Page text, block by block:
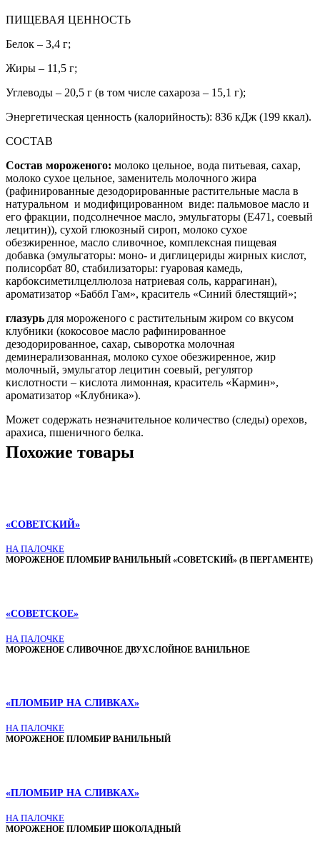
ПИЩЕВАЯ ЦЕННОСТЬ
Белок – 3,4 г;
Жиры – 11,5 г;
Углеводы – 20,5 г (в том числе сахароза – 15,1 г);
Энергетическая ценность (калорийность): 836 кДж (199 ккал).
СОСТАВ
Состав мороженого: молоко цельное, вода питьевая, сахар,
молоко сухое цельное, заменитель молочного жира
(рафинированные дезодорированные растительные масла в
натуральном и модифицированном виде: пальмовое масло и
его фракции, подсолнечное масло, эмульгаторы (Е471, соевый
лецитин)), сухой глюкозный сироп, молоко сухое
обезжиренное, масло сливочное, комплексная пищевая
добавка (эмульгаторы: моно- и диглицериды жирных кислот,
полисорбат 80, стабилизаторы: гуаровая камедь,
карбоксиметилцеллюлоза натриевая соль, каррагинан),
ароматизатор «Баббл Гам», краситель «Синий блестящий»;
глазурь для мороженого с растительным жиром со вкусом
клубники (кокосовое масло рафинированное
дезодорированное, сахар, сыворотка молочная
деминерализованная, молоко сухое обезжиренное, жир
молочный, эмульгатор лецитин соевый, регулятор
кислотности – кислота лимонная, краситель «Кармин»,
ароматизатор «Клубника»).
Может содержать незначительное количество (следы) орехов,
арахиса, пшеничного белка.
Похожие товары
«СОВЕТСКИЙ»
НА ПАЛОЧКЕ
МОРОЖЕНОЕ ПЛОМБИР ВАНИЛЬНЫЙ «СОВЕТСКИЙ» (В ПЕРГАМЕНТЕ)
«СОВЕТСКОЕ»
НА ПАЛОЧКЕ
МОРОЖЕНОЕ СЛИВОЧНОЕ ДВУХСЛОЙНОЕ ВАНИЛЬНОЕ
«ПЛОМБИР НА СЛИВКАХ»
НА ПАЛОЧКЕ
МОРОЖЕНОЕ ПЛОМБИР ВАНИЛЬНЫЙ
«ПЛОМБИР НА СЛИВКАХ»
НА ПАЛОЧКЕ
МОРОЖЕНОЕ ПЛОМБИР ШОКОЛАДНЫЙ